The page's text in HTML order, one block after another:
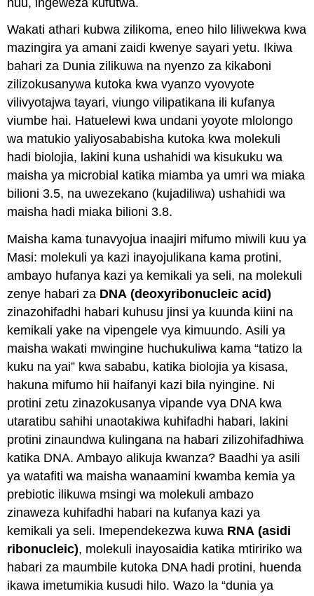
Wakati athari kubwa zilikoma, eneo hilo liliwekwa kwa
mazingira ya amani zaidi kwenye sayari yetu. Ikiwa
bahari za Dunia zilikuwa na nyenzo za kikaboni
zilizokusanywa kutoka kwa vyanzo vyovyote
vilivyotajwa tayari, viungo vilipatikana ili kufanya
viumbe hai. Hatuelewi kwa undani yoyote mlolongo
wa matukio yaliyosababisha kutoka kwa molekuli
hadi biolojia, lakini kuna ushahidi wa kisukuku wa
maisha ya microbial katika miamba ya umri wa miaka
bilioni 3.5, na uwezekano (kujadiliwa) ushahidi wa
maisha hadi miaka bilioni 3.8.
Maisha kama tunavyojua inaajiri mifumo miwili kuu ya
Masi: molekuli ya kazi inayojulikana kama protini,
ambayo hufanya kazi ya kemikali ya seli, na molekuli
zenye habari za DNA (deoxyribonucleic acid)
zinazohifadhi habari kuhusu jinsi ya kuunda kiini na
kemikali yake na vipengele vya kimuundo. Asili ya
maisha wakati mwingine huchukuliwa kama “tatizo la
kuku na yai” kwa sababu, katika biolojia ya kisasa,
hakuna mifumo hii haifanyi kazi bila nyingine. Ni
protini zetu zinazokusanya vipande vya DNA kwa
utaratibu sahihi unaotakiwa kuhifadhi habari, lakini
protini zinaundwa kulingana na habari zilizohifadhiwa
katika DNA. Ambayo alikuja kwanza? Baadhi ya asili
ya watafiti wa maisha wanaamini kwamba kemia ya
prebiotic ilikuwa msingi wa molekuli ambazo
zinaweza kuhifadhi habari na kufanya kazi ya
kemikali ya seli. Imependekezwa kuwa RNA (asidi
ribonucleic), molekuli inayosaidia katika mtiririko wa
habari za maumbile kutoka DNA hadi protini, huenda
ikawa imetumikia kusudi hilo. Wazo la “dunia ya